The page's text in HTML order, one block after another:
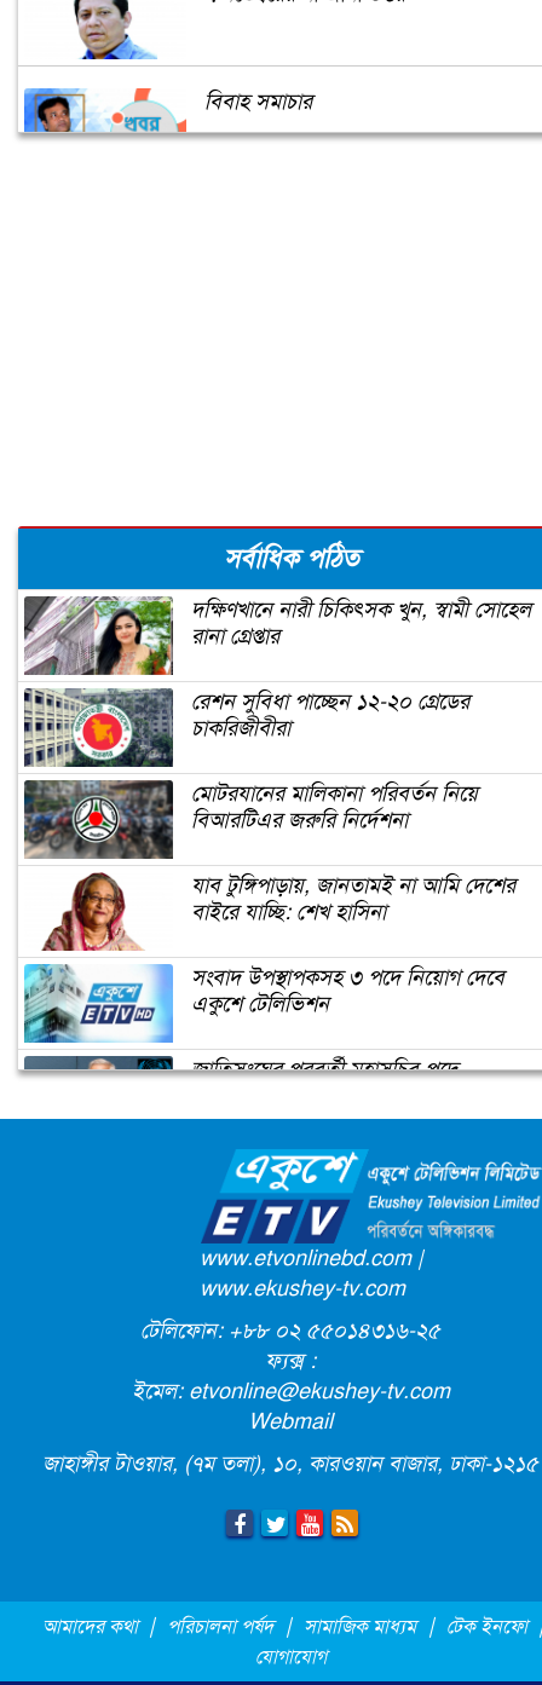
বিবাহ সমাচার
মানব পুঁজি গঠনের মাধ্যমে দেশের উন্নয়ন
অবহেলিত সন্দ্বীপের মানুষের হালহকিকত
নির্বাচনের স্মৃতিকথা
অবশেষে দিগন্তে আশার আলো
আমিও শরণার্থী নিজেরই কাছে
সর্বাধিক পঠিত
দক্ষিণখানে নারী চিকিৎসক খুন, স্বামী সোহেল
রানা গ্রেপ্তার
রেশন সুবিধা পাচ্ছেন ১২-২০ গ্রেডের
চাকরিজীবীরা
মোটরযানের মালিকানা পরিবর্তন নিয়ে
বিআরটিএর জরুরি নির্দেশনা
যাব টুঙ্গিপাড়ায়, জানতামই না আমি দেশের
বাইরে যাচ্ছি: শেখ হাসিনা
সংবাদ উপস্থাপকসহ ৩ পদে নিয়োগ দেবে
একুশে টেলিভিশন
জাতিসংঘের পরবর্তী মহাসচিব পদে
ক্যাম্পাস অ্যাম্বাসেডর নিয়োগ দিচ্ছে একুশে
টেলিভিশন
পদোন্নতি পেয়ে সচিব হলেন ২ কর্মকর্তা
লিগ্যাল এইডের মাধ্যমে সন্তান ফিরে পেল
সেই কিশোরী মা জুঁই
জেট ফুয়েলের দাম কমলো লিটারে ১৯ টাকা
মূল্যস্ফীতি কমে জুনে ৯ দশমিক ১৬ শতাংশ
ছুটিতে গিয়ে না ফিরলে ৩ বছরের নিষেধাজ্ঞা,
নতুন নিয়ম সৌদির
www.etvonlinebd.com|
www.ekushey-tv.com
টেলিফোন: +৮৮ ০২ ৫৫০১৪৩১৬-২৫
ফ্যক্স :
ইমেল: etvonline@ekushey-tv.com
Webmail
জাহাঙ্গীর টাওয়ার, (৭ম তলা), ১০, কারওয়ান বাজার, ঢাকা-১২১৫
আমাদের কথা | পরিচালনা পর্ষদ | সামাজিক মাধ্যম | টেক ইনফো
যোগাযোগ